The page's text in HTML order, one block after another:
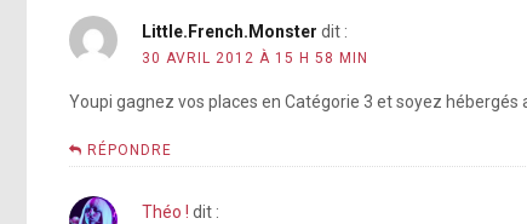
Little.French.Monster dit :
30 AVRIL 2012 À 15 H 58 MIN
Youpi gagnez vos places en Catégorie 3 et soyez
RÉPONDRE
Théo ! dit :